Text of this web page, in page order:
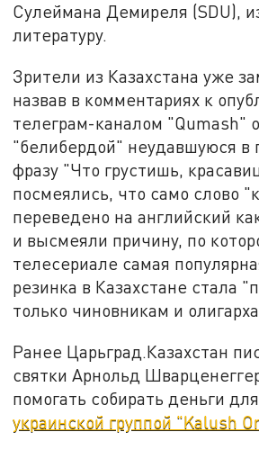
Сулеймана Демиреля (SDU),
литературу.
Зрители из Казахстана уже
назвав в комментариях к
телеграм-каналом "Qumash"
"белибердой" неудавшуюся в
фразу "Что грустишь,
посмеялись, что само слово
переведено на английский
и высмеяли причину, по
телесериале самая
резинка в Казахстане стала
только чиновникам и
Ранее Царьград.Казахстан
святки Арнольд
помогать собирать деньги
украинской группой "Kalush